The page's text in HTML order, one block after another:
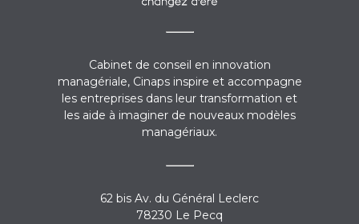
Cabinet de conseil en innovation
managériale, Cinaps inspire et accompagne
les entreprises dans leur transformation et
les aide à imaginer de nouveaux modèles
managériaux.
62 bis Av. du Général Leclerc
78230 Le Pecq